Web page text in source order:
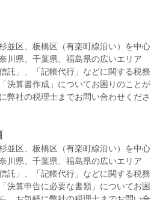
並区、板橋区（有楽町線沿い）を中心
川県、千葉県、福島県の広いエリア
託」、「記帳代行」などに関する税務
決算書作成」についてお困りのことが
弊社の税理士までお問い合わせくださ
並区、板橋区（有楽町線沿い）を中心
川県、千葉県、福島県の広いエリア
託」、「記帳代行」などに関する税務
決算申告に必要な書類」についてお困